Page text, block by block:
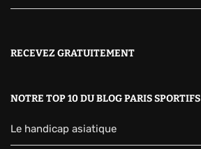
RECEVEZ GRATUITEMENT
NOTRE TOP 10 DU BLOG PARIS SPORTIFS
Le handicap asiatique